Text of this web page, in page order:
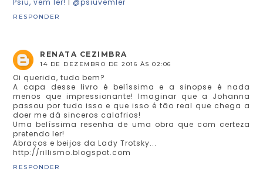
Psiu, vem ler! @psiuvemler
RESPONDER
RENATA CEZIMBRA
14 DE DEZEMBRO DE 2016 ÀS 02:06
Oi querida, tudo bem?
A capa desse livro é belíssima e a sinopse é nada
menos que impressionante! Imaginar que a Johanna
passou por tudo isso e que isso é tão real que chega a
doer me dá sinceros calafrios!
Uma belíssima resenha de uma obra que com certeza
pretendo ler!
Abraços e beijos da Lady Trotsky...
http://rillismo.blogspot.com
RESPONDER